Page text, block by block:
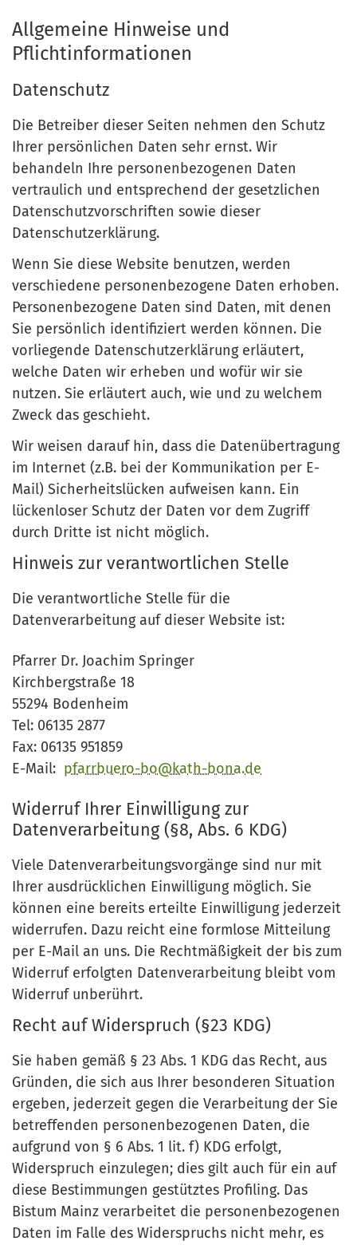
Allgemeine Hinweise und
Pflichtinformationen
Datenschutz
Die Betreiber dieser Seiten nehmen den Schutz
Ihrer persönlichen Daten sehr ernst. Wir
behandeln Ihre personenbezogenen Daten
vertraulich und entsprechend der gesetzlichen
Datenschutzvorschriften sowie dieser
Datenschutzerklärung.
Wenn Sie diese Website benutzen, werden
verschiedene personenbezogene Daten erhoben.
Personenbezogene Daten sind Daten, mit denen
Sie persönlich identifiziert werden können. Die
vorliegende Datenschutzerklärung erläutert,
welche Daten wir erheben und wofür wir sie
nutzen. Sie erläutert auch, wie und zu welchem
Zweck das geschieht.
Wir weisen darauf hin, dass die Datenübertragung
im Internet (z.B. bei der Kommunikation per E-
Mail) Sicherheitslücken aufweisen kann. Ein
lückenloser Schutz der Daten vor dem Zugriff
durch Dritte ist nicht möglich.
Hinweis zur verantwortlichen Stelle
Die verantwortliche Stelle für die
Datenverarbeitung auf dieser Website ist:
Pfarrer Dr. Joachim Springer
Kirchbergstraße 18
55294 Bodenheim
Tel: 06135 2877
Fax: 06135 951859
E-Mail: pfarrbuero-bo@kath-bona.de
Widerruf Ihrer Einwilligung zur
Datenverarbeitung (§8, Abs. 6 KDG)
Viele Datenverarbeitungsvorgänge sind nur mit
Ihrer ausdrücklichen Einwilligung möglich. Sie
können eine bereits erteilte Einwilligung jederzeit
widerrufen. Dazu reicht eine formlose Mitteilung
per E-Mail an uns. Die Rechtmäßigkeit der bis zum
Widerruf erfolgten Datenverarbeitung bleibt vom
Widerruf unberührt.
Recht auf Widerspruch (§23 KDG)
Sie haben gemäß § 23 Abs. 1 KDG das Recht, aus
Gründen, die sich aus Ihrer besonderen Situation
ergeben, jederzeit gegen die Verarbeitung der Sie
betreffenden personenbezogenen Daten, die
aufgrund von § 6 Abs. 1 lit. f) KDG erfolgt,
Widerspruch einzulegen; dies gilt auch für ein auf
diese Bestimmungen gestütztes Profiling. Das
Bistum Mainz verarbeitet die personenbezogenen
Daten im Falle des Widerspruchs nicht mehr, es